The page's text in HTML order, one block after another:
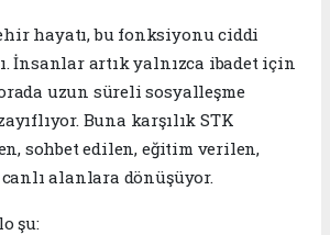
hayatı, bu fonksiyonu ciddi
İnsanlar artık yalnızca ibadet için
uzun süreli sosyalleşme
Buna karşılık STK
sohbet edilen, eğitim verilen,
alanlara dönüşüyor.
şu: